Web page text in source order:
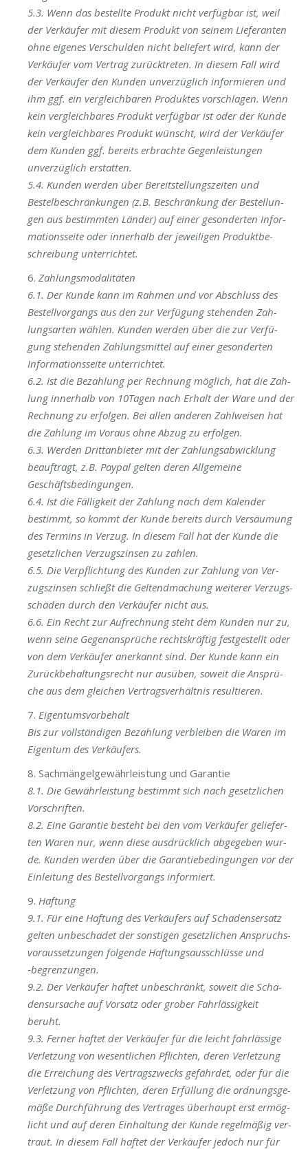
5.3. Wenn das bestell­te Pro­dukt nicht ver­füg­bar ist, weil
der Ver­käu­fer mit die­sem Pro­dukt von sei­nem Lie­fe­ran­ten
ohne eige­nes Ver­schul­den nicht belie­fert wird, kann der
Ver­käu­fer vom Ver­trag zurück­tre­ten. In die­sem Fall wird
der Ver­käu­fer den Kun­den unver­züg­lich infor­mie­ren und
ihm ggf. ein ver­gleich­ba­ren Pro­duk­tes vor­schla­gen. Wenn
kein ver­gleich­ba­res Pro­dukt ver­füg­bar ist oder der Kun­de
kein ver­gleich­ba­res Pro­duktwünscht, wird der Ver­käu­fer
dem Kun­den ggf. bereits erbrach­te Gegen­leis­tun­gen
unver­züg­lich erstatten.
5.4. Kun­den wer­den überBereit­stel­lungs­zei­ten und
Bestelbeschrän­kun­gen (z.B. Beschrän­kung derBestel­lun­
gen aus bestimm­ten Län­der) auf einer geson­der­ten Infor­
ma­ti­ons­sei­te oder inner­halb der jewei­li­gen Pro­dukt­be­
schrei­bung unterrichtet.
6. Zah­lungs­mo­da­li­tä­ten
6.1. Der Kun­de kann im Rah­men und vor Abschluss des
Bestell­vor­gangs aus den zur Ver­fü­gung ste­hen­den Zah­
lungs­ar­ten wäh­len. Kun­den wer­den über die zur Ver­fü­
gung ste­hen­den Zah­lungs­mit­tel auf einer geson­der­ten
Infor­ma­ti­ons­sei­te unterrichtet.
6.2. Ist die Bezah­lung per Rech­nung mög­lich, hat die Zah­
lung inner­halb von 10Tagen nach Erhalt der Ware und der
Rech­nung zu erfol­gen. Bei allen ande­ren Zahl­wei­sen hat
die Zah­lung im Vor­aus ohne Abzug zu erfolgen.
6.3. Wer­den Dritt­an­bie­ter mit der Zah­lungs­ab­wick­lung
beauf­tragt, z.B. Pay­pal gel­ten deren All­ge­mei­ne
Geschäftsbedingungen.
6.4. Ist die Fäl­lig­keit der Zah­lung nach dem Kalen­der
bestimmt, so kommt der Kun­de bereits durch Ver­säu­mung
des Ter­mins in Ver­zug. In die­sem Fall hat der Kun­de die
gesetz­li­chen Ver­zugs­zin­sen zu zahlen.
6.5. Die Ver­pflich­tung des Kun­den zur Zah­lung von Ver­
zugs­zin­sen schließt die Gel­tend­ma­chung wei­te­rer Ver­zugs­
schä­den durch den Ver­käu­fer nicht aus.
6.6. Ein Recht zur Auf­rech­nung steht dem Kun­den nur zu,
wenn sei­ne Gegen­an­sprü­che rechts­kräf­tig fest­ge­stellt oder
von dem Ver­käu­fer aner­kannt sind. Der Kun­de kann ein
Zurück­be­hal­tungs­recht nur aus­üben, soweit die Ansprü­
che aus dem glei­chen Ver­trags­ver­hält­nis resultieren.
7. Eigen­tums­vor­be­halt
Bis zur voll­stän­di­gen Bezah­lung ver­blei­ben die Waren im
Eigen­tum des Verkäufers.
8. Sach­män­gel­ge­währ­leis­tung und Garantie
8.1. Die Gewähr­leis­tung bestimmt sich nach gesetz­li­chen
Vorschriften.
8.2. Eine Garan­tie besteht bei den vom Ver­käu­fer gelie­fer­
ten Waren nur, wenn die­se aus­drück­lich abge­ge­ben wur­
de. Kun­den wer­den über die Garan­tie­be­din­gun­gen vor der
Ein­lei­tung des Bestell­vor­gangs informiert.
9. Haf­tung
9.1. Für eine Haf­tung des Ver­käu­fers auf Scha­dens­er­satz
gel­ten unbe­scha­det der sons­ti­gen gesetz­li­chen Anspruchs­
vor­aus­set­zun­gen fol­gen­de Haf­tungs­aus­schlüs­se und
‑begren­zun­gen.
9.2. Der Ver­käu­fer haf­tet unbe­schränkt, soweit die Scha­
dens­ur­sa­che auf Vor­satz oder gro­ber Fahr­läs­sig­keit
beruht.
9.3. Fer­ner haf­tet der Ver­käu­fer für die leicht fahr­läs­si­ge
Ver­let­zung von wesent­li­chen Pflich­ten, deren Ver­let­zung
die Errei­chung des Ver­trags­zwecks gefähr­det, oder für die
Ver­let­zung von Pflich­ten, deren Erfül­lung die ord­nungs­ge­
mä­ße Durch­füh­rung des Ver­tra­ges über­haupt erst ermög­
licht und auf deren Ein­hal­tung der Kun­de regel­mä­ßig ver­
traut. In die­sem Fall haf­tet der Ver­käu­fer jedoch nur für